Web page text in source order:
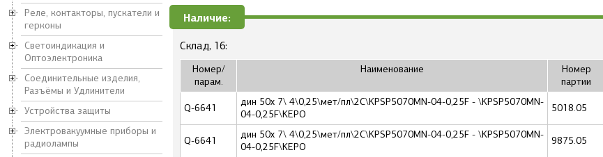
Реле, контакторы, пускатели и
герконы
Светоиндикация и
Оптоэлектроника
Соединительные изделия,
Разъёмы и Удлинители
Устройства защиты
Электровакуумные приборы и
радиолампы
Наличие:
Склад, 16:
Номер/
парам.
Наименование
Номер
партии
Q-6641
дин 50x 7\ 4\0,25\мет/пл\2C\KPSP5070MN-04-0,25F - \KPSP5070MN-
04-0,25F\KEPO
5018.05
Q-6641
дин 50x 7\ 4\0,25\мет/пл\2C\KPSP5070MN-04-0,25F - \KPSP5070MN-
04-0,25F\KEPO
9875.05